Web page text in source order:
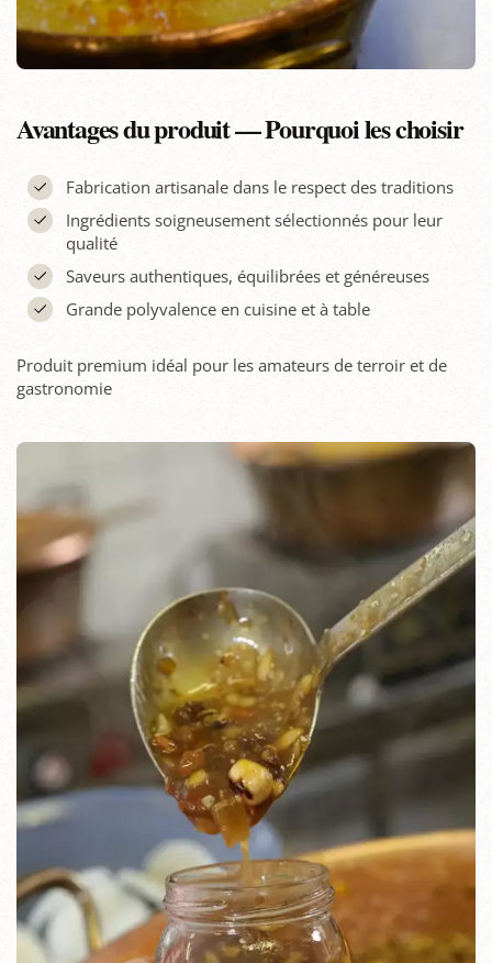
Avantages du produit — Pourquoi les choisir
Fabrication artisanale dans le respect des traditions
Ingrédients soigneusement sélectionnés pour leur
qualité
Saveurs authentiques, équilibrées et généreuses
Grande polyvalence en cuisine et à table
Produit premium idéal pour les amateurs de terroir et de
gastronomie